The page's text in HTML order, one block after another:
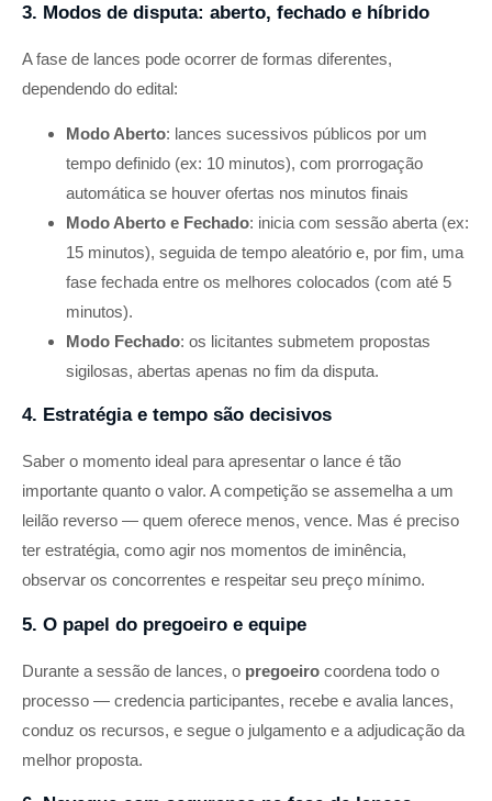
3. Modos de disputa: aberto, fechado e híbrido
A fase de lances pode ocorrer de formas diferentes,
dependendo do edital:
Modo Aberto: lances sucessivos públicos por um
tempo definido (ex: 10 minutos), com prorrogação
automática se houver ofertas nos minutos finais
Modo Aberto e Fechado: inicia com sessão aberta (ex:
15 minutos), seguida de tempo aleatório e, por fim, uma
fase fechada entre os melhores colocados (com até 5
minutos).
Modo Fechado: os licitantes submetem propostas
sigilosas, abertas apenas no fim da disputa.
4. Estratégia e tempo são decisivos
Saber o momento ideal para apresentar o lance é tão
importante quanto o valor. A competição se assemelha a um
leilão reverso — quem oferece menos, vence. Mas é preciso
ter estratégia, como agir nos momentos de iminência,
observar os concorrentes e respeitar seu preço mínimo.
5. O papel do pregoeiro e equipe
Durante a sessão de lances, o pregoeiro coordena todo o
processo — credencia participantes, recebe e avalia lances,
conduz os recursos, e segue o julgamento e a adjudicação da
melhor proposta.